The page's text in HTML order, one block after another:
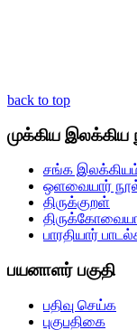
back to top
முக்கிய
சங்க
ஒளவையார்
திருக்குறள்
பாரதியார்
பயனாளர் பகுதி
பதிவு செய்க
புகுபதிகை